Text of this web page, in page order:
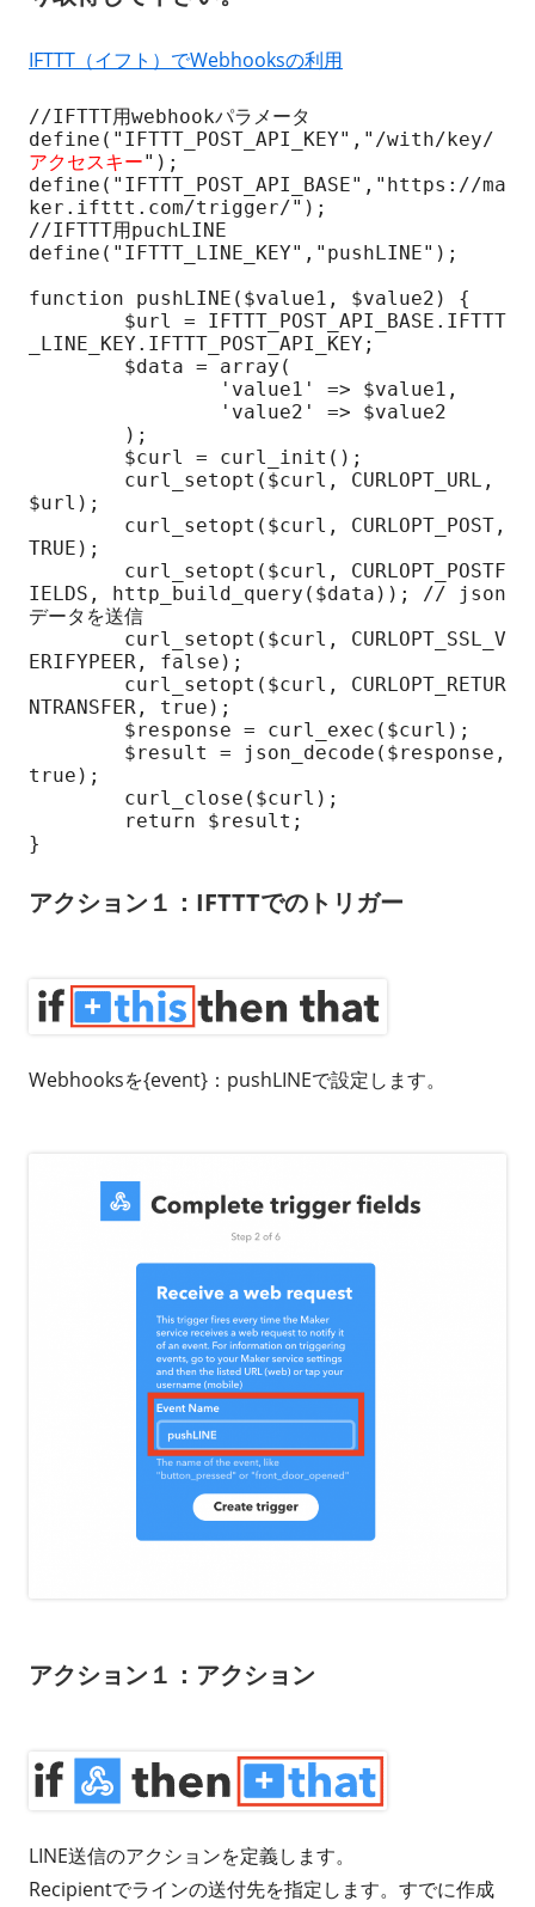
IFTTT（イフト）でWebhooksの利用
//IFTTT用webhookパラメータ
define("IFTTT_POST_API_KEY","/with/key/
アクセスキー");
define("IFTTT_POST_API_BASE","https://ma
ker.ifttt.com/trigger/");
//IFTTT用puchLINE
define("IFTTT_LINE_KEY","pushLINE");
function pushLINE($value1, $value2) {
_LINE_KEY.IFTTT_POST_API_KEY;
$url);
TRUE);
IELDS, http_build_query($data)); // json
データを送信
ERIFYPEER, false);
NTRANSFER, true);
true);
アクション１：IFTTTでのトリガー
Webhooksを{event}：pushLINEで設定します。
アクション１：アクション
LINE送信のアクションを定義します。
Recipientでラインの送付先を指定します。すでに作成